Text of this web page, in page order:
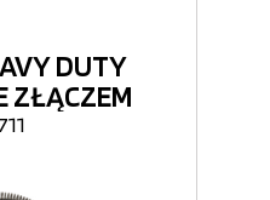
DUTY
ZŁĄCZEM